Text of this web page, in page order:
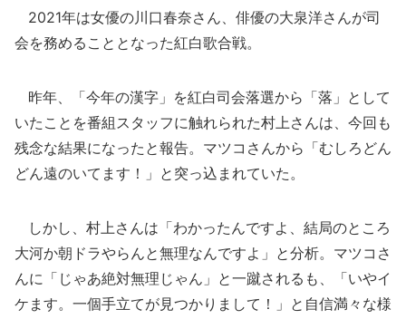
2021年は女優の川口春奈さん、俳優の大泉洋さんが司
会を務めることとなった紅白歌合戦。
昨年、「今年の漢字」を紅白司会落選から「落」として
いたことを番組スタッフに触れられた村上さんは、今回も
残念な結果になったと報告。マツコさんから「むしろどん
どん遠のいてます！」と突っ込まれていた。
しかし、村上さんは「わかったんですよ、結局のところ
大河か朝ドラやらんと無理なんですよ」と分析。マツコさ
んに「じゃあ絶対無理じゃん」と一蹴されるも、「いやイ
ケます。一個手立てが見つかりまして！」と自信満々な様